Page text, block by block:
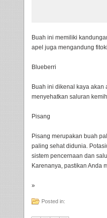
Buah ini memiliki
apel juga mengandung
Blueberri
Buah ini dikenal kaya
menyehatkan saluran
Pisang
Pisang merupakan buah
paling sehat didunia.
sistem pencernaan dan
Karenanya, pastikan Anda
»
Posted in: